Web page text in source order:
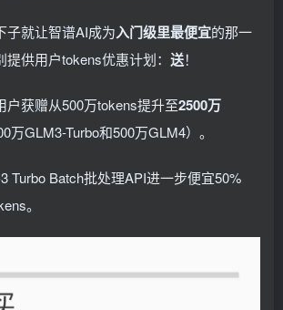
子就让智谱AI成为入门级里最便宜的那一
供用户tokens优惠计划： 送！
户获赠从500万tokens提升至2500万
万GLM3-Turbo和500万GLM4）。
Turbo Batch批处理API进一步便宜50%
。